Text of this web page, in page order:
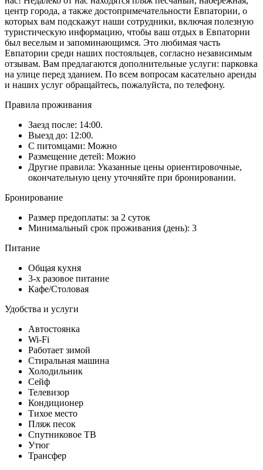
центр города, а также достопримечательности Евпатории, о
которых вам подскажут наши сотрудники, включая полезную
туристическую информацию, чтобы ваш отдых в Евпатории
был веселым и запоминающимся. Это любимая часть
Евпатории среди наших постояльцев, согласно независимым
отзывам. Вам предлагаются дополнительные услуги: парковка
на улице перед зданием. По всем вопросам касательно аренды
и наших услуг обращайтесь, пожалуйста, по телефону.
Правила проживания
Заезд после: 14:00.
Выезд до: 12:00.
С питомцами: Можно
Размещение детей: Можно
Другие правила: Указанные цены ориентировочные,
окончательную цену уточняйте при бронировании.
Бронирование
Размер предоплаты: за 2 суток
Минимальный срок проживания (день): 3
Питание
Общая кухня
3-х разовое питание
Кафе/Столовая
Удобства и услуги
Автостоянка
Wi-Fi
Работает зимой
Стиральная машина
Холодильник
Сейф
Телевизор
Кондиционер
Тихое место
Пляж песок
Спутниковое ТВ
Утюг
Трансфер